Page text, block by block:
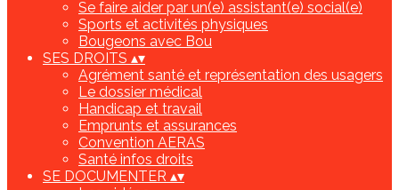
Se faire aider par un(e) assistant(e) social(e)
Sports et activités physiques
Bougeons avec Bou
SES DROITS ▴▾
Agrément santé et représentation des usagers
Le dossier médical
Handicap et travail
Emprunts et assurances
Convention AERAS
Santé infos droits
SE DOCUMENTER ▴▾